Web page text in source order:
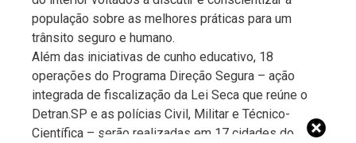
população sobre as melhores práticas para um
trânsito seguro e humano.
Além das iniciativas de cunho educativo, 18
operações do Programa Direção Segura – ação
integrada de fiscalização da Lei Seca que reúne o
Detran.SP e as polícias Civil, Militar e Técnico-
Científica – serão realizadas em 17 cidades do